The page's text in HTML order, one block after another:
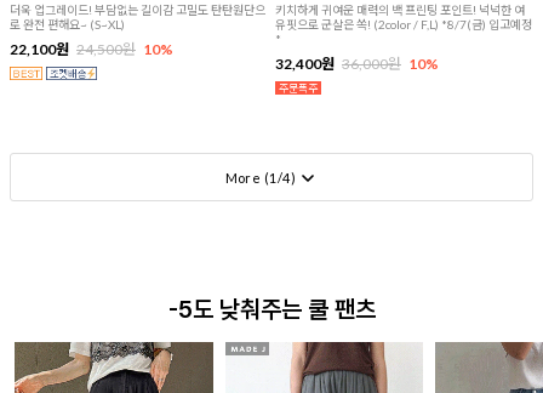
더욱 업그레이드! 부담없는 길이감 고밀도 탄탄원단으
로 완전 편해요~ (S~XL)
22,100원 24,500원 10%
키치하게 귀여운 매력의 백 프린팅 포인트! 넉넉한 여
유핏으로 군살은 쏙! (2color / F,L) *8/7(금) 입고예정
*
32,400원 36,000원 10%
More (1 /4)
-5도 낮춰주는 쿨 팬츠